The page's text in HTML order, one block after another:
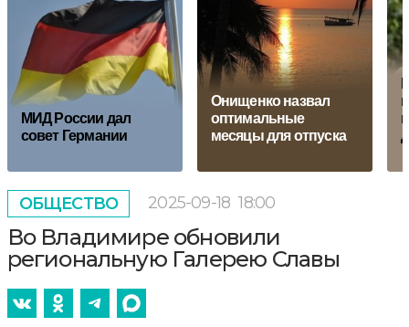
МИД России дал
совет Германии
Онищенко назвал
оптимальные
месяцы для отпуска
ОБЩЕСТВО 2025-09-18 18:00
Во Владимире обновили
региональную Галерею Славы